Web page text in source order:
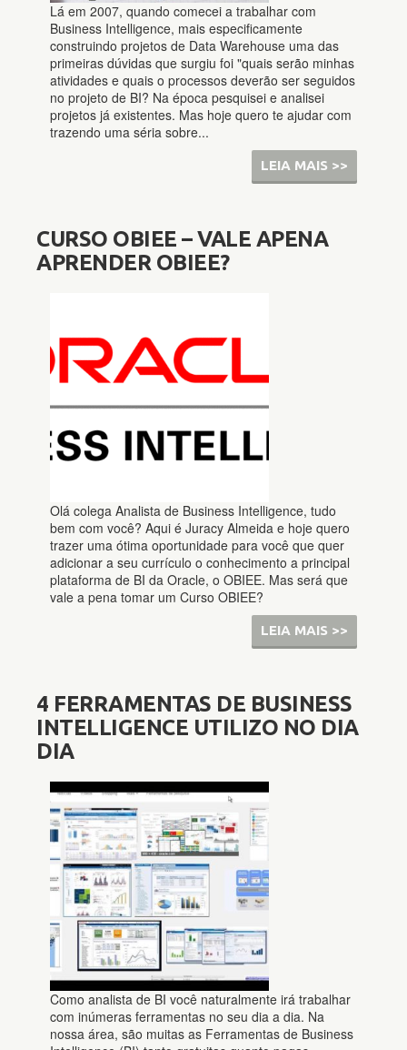
Lá em 2007, quando comecei a trabalhar com
Business Intelligence, mais especificamente
construindo projetos de Data Warehouse uma das
primeiras dúvidas que surgiu foi "quais serão minhas
atividades e quais o processos deverão ser seguidos
no projeto de BI? Na época pesquisei e analisei
projetos já existentes. Mas hoje quero te ajudar com
trazendo uma séria sobre...
LEIA MAIS >>
CURSO OBIEE – VALE APENA
APRENDER OBIEE?
Olá colega Analista de Business Intelligence, tudo
bem com você? Aqui é Juracy Almeida e hoje quero
trazer uma ótima oportunidade para você que quer
adicionar a seu currículo o conhecimento a principal
plataforma de BI da Oracle, o OBIEE. Mas será que
vale a pena tomar um Curso OBIEE?
LEIA MAIS >>
4 FERRAMENTAS DE BUSINESS
INTELLIGENCE UTILIZO NO DIA
DIA
Como analista de BI você naturalmente irá trabalhar
com inúmeras ferramentas no seu dia a dia. Na
nossa área, são muitas as Ferramentas de Business